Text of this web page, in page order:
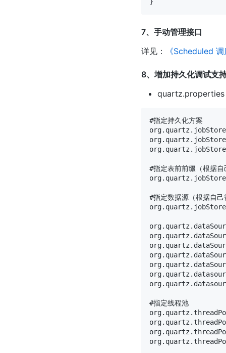
7、手动管理接口
详见：
《Scheduled
8、增加持久化调试支
quartz.properties
#指定持久化方案
#指定表前前缀（根据
#指定数据源（根据自己
#指定线程池